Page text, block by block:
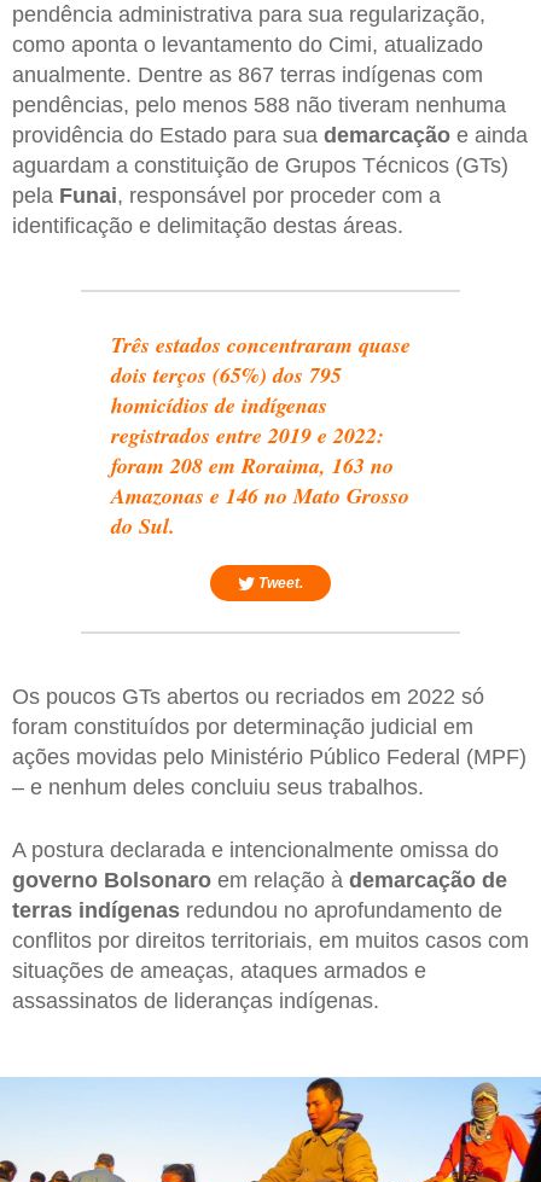
pendência administrativa para sua regularização,
como aponta o levantamento do Cimi, atualizado
anualmente. Dentre as 867 terras indígenas com
pendências, pelo menos 588 não tiveram nenhuma
providência do Estado para sua demarcação e ainda
aguardam a constituição de Grupos Técnicos (GTs)
pela Funai, responsável por proceder com a
identificação e delimitação destas áreas.
Três estados concentraram quase
dois terços (65%) dos 795
homicídios de indígenas
registrados entre 2019 e 2022:
foram 208 emRoraima, 163 no
Amazonas e 146 noMato Grosso
do Sul.
Tweet.
Os poucos GTs abertos ou recriados em 2022 só
foram constituídos por determinação judicial em
ações movidas pelo Ministério Público Federal (MPF)
– e nenhum deles concluiu seus trabalhos.
A postura declarada e intencionalmente omissa do
governo Bolsonaro em relação à demarcação de
terras indígenas redundou no aprofundamento de
conflitos por direitos territoriais, em muitos casos com
situações de ameaças, ataques armados e
assassinatos de lideranças indígenas.